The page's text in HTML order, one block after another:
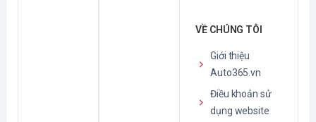
VỀ CHÚNG TÔI
Giới thiệu
Auto365.vn
Điều khoản sử
dụng website